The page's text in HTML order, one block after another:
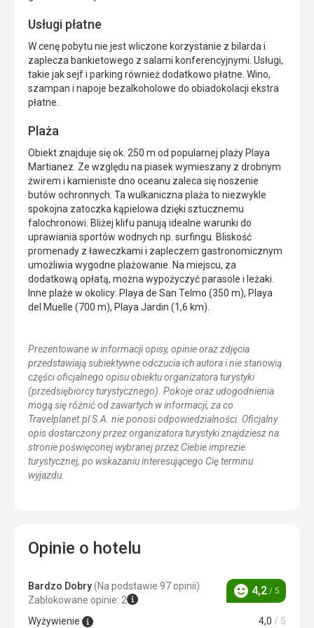
Usługi płatne
W cenę pobytu nie jest wliczone korzystanie z bilarda i
zaplecza bankietowego z salami konferencyjnymi. Usługi,
takie jak sejf i parking również dodatkowo płatne. Wino,
szampan i napoje bezalkoholowe do obiadokolacji ekstra
płatne.
Plaża
Obiekt znajduje się ok. 250 m od popularnej plaży Playa
Martianez. Ze względu na piasek wymieszany z drobnym
żwirem i kamieniste dno oceanu zaleca się noszenie
butów ochronnych. Ta wulkaniczna plaża to niezwykle
spokojna zatoczka kąpielowa dzięki sztucznemu
falochronowi. Bliżej klifu panują idealne warunki do
uprawiania sportów wodnych np. surfingu. Bliskość
promenady z ławeczkami i zapleczem gastronomicznym
umożliwia wygodne plażowanie. Na miejscu, za
dodatkową opłatą, można wypożyczyć parasole i leżaki.
Inne plaże w okolicy: Playa de San Telmo (350 m), Playa
del Muelle (700 m), Playa Jardin (1,6 km).
Prezentowane w informacji opisy, opinie oraz zdjęcia
przedstawiają subiektywne odczucia ich autora i nie stanowią
części oficjalnego opisu obiektu organizatora turystyki
(przedsiębiorcy turystycznego). Pokoje oraz udogodnienia
mogą się różnić od zawartych w informacji, za co
Travelplanet.pl S.A. nie ponosi odpowiedzialności. Oficjalny
opis dostarczony przez organizatora turystyki znajdziesz na
stronie poświęconej wybranej przez Ciebie imprezie
turystycznej, po wskazaniu interesującego Cię terminu
wyjazdu.
Opinie o hotelu
Bardzo Dobry(Na podstawie 97 opinii)
Zablokowane opinie: 2
Ocena
4,2 / 5
Wyżywienie 4,0 / 5